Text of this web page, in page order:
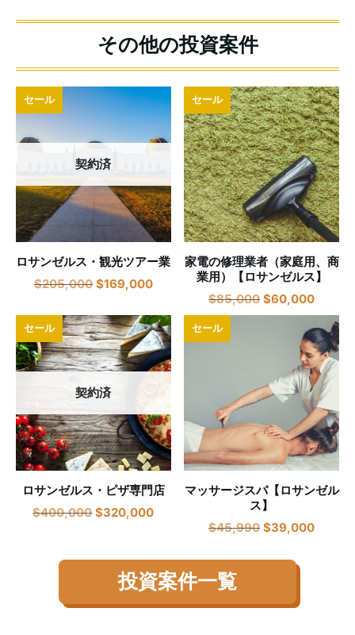
契約済
セール
ロサンゼルス・観光ツアー業
$205,000 $169,000
セール
家電の修理業者（家庭用、商
業用）【ロサンゼルス】
$85,000 $60,000
契約済
セール
ロサンゼルス・ピザ専門店
$400,000 $320,000
セール
マッサージスパ【ロサンゼル
ス】
$45,990 $39,000
投資案件一覧